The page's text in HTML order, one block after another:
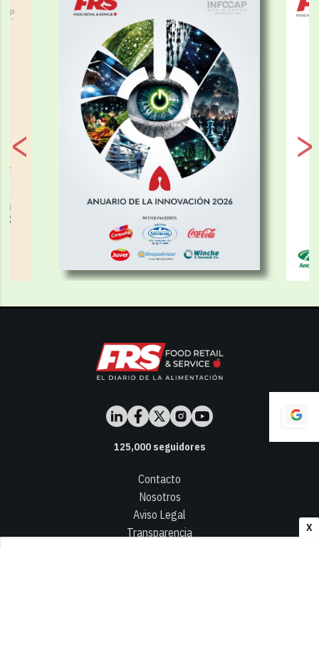
X
125,000seguidores
Contacto
Nosotros
Aviso Legal
Transparencia